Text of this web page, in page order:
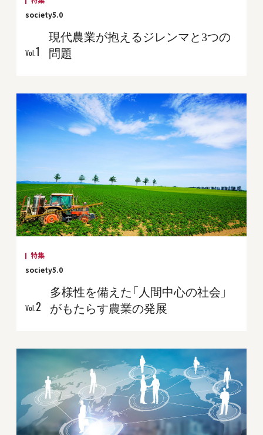
society5.0
Vol.1
現代農業が抱えるジレンマと3つの
問題
特集
society5.0
Vol.2
多様性を備えた「人間中心の社会」
がもたらす農業の発展